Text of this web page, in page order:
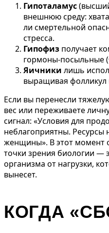
Гипоталамус
внешнюю среду:
ли смертельной
стресса.
Гипофиз получает
гормоны-посыльные
Яичники лишь
выращивая фолликул
Если вы перенесли
вес или переживаете
сигнал: «Условия для
неблагоприятны.
женщины». В этот момент
точки зрения биологии —
организма от нагрузки,
вынесет.
КОГДА